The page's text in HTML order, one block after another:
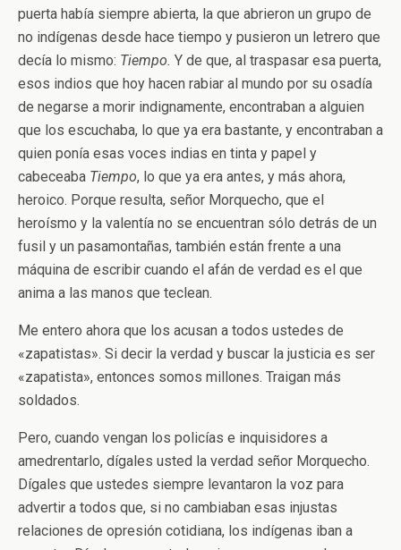
puerta había siempre abierta, la que abrieron un grupo de
no indígenas desde hace tiempo y pusieron un letrero que
decía lo mismo: Tiempo. Y de que, al traspasar esa puerta,
esos indios que hoy hacen rabiar al mundo por su osadía
de negarse a morir indignamente, encontraban a alguien
que los escuchaba, lo que ya era bastante, y encontraban a
quien ponía esas voces indias en tinta y papel y
cabeceaba Tiempo, lo que ya era antes, y más ahora,
heroico. Porque resulta, señor Morquecho, que el
heroísmo y la valentía no se encuentran sólo detrás de un
fusil y un pasamontañas, también están frente a una
máquina de escribir cuando el afán de verdad es el que
anima a las manos que teclean.
Me entero ahora que los acusan a todos ustedes de
«zapatistas». Si decir la verdad y buscar la justicia es ser
«zapatista», entonces somos millones. Traigan más
soldados.
Pero, cuando vengan los policías e inquisidores a
amedrentarlo, dígales usted la verdad señor Morquecho.
Dígales que ustedes siempre levantaron la voz para
advertir a todos que, si no cambiaban esas injustas
relaciones de opresión cotidiana, los indígenas iban a